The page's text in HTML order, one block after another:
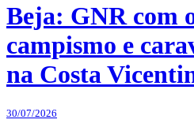
Beja: GNR com
campismo e
na Costa
30/07/2026